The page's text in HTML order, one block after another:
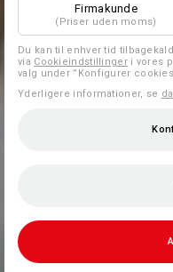
Firmakunde
(Priser uden moms)
Du kan til enhver tid
via Cookieindstillingeri vores
valg under ”Konfigurer
Yderligere informationer, se